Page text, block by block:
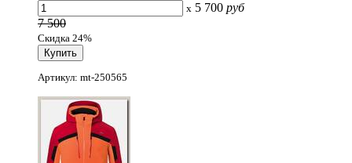
x 5 700 руб
7 500
Скидка 24%
Артикул: mt-250565